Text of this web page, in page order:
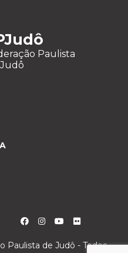
Paulista
Paulista de Judô - Todos